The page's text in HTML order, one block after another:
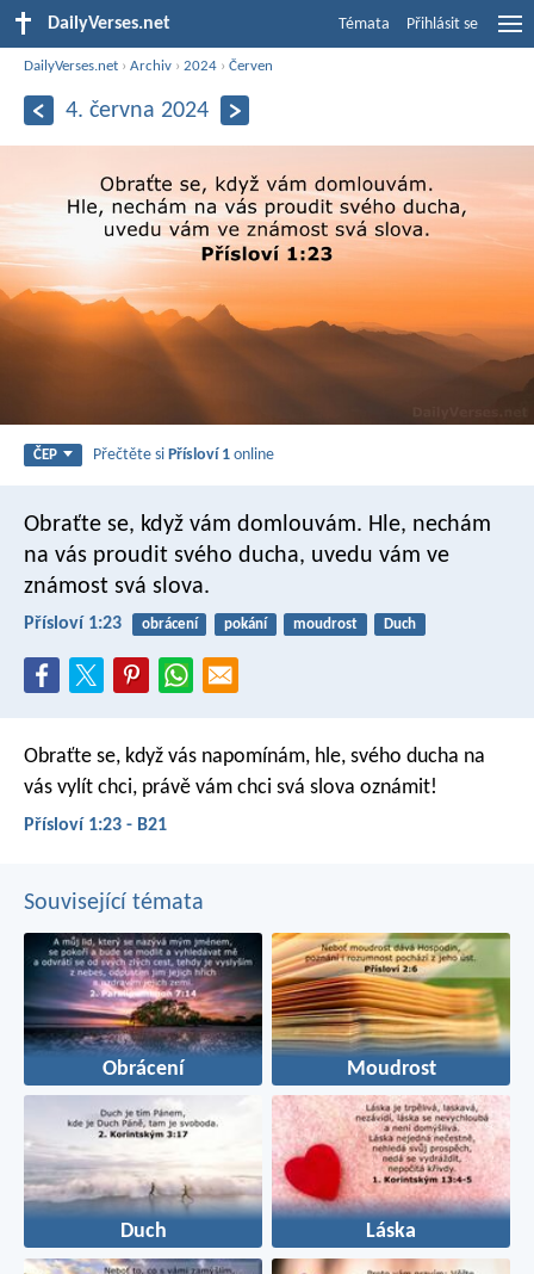
DailyVerses.net Témata Přihlásit se
DailyVerses.net ›Archiv ›2024 ›Červen
4. června 2024
ČEP Přečtěte siPřísloví 1 online
Obraťte se, když vám domlouvám. Hle, nechám
na vás proudit svého ducha, uvedu vám ve
známost svá slova.
Přísloví 1:23 obrácení pokání moudrost Duch
Obraťte se, když vás napomínám, hle, svého ducha na
vás vylít chci, právě vám chci svá slova oznámit!
Přísloví 1:23 - B21
Související témata
Obrácení Moudrost
Duch Láska